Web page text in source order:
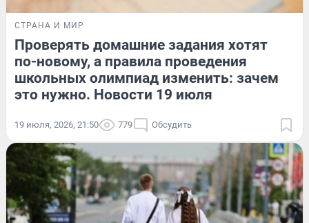
СТРАНА И МИР
Проверять домашние задания хотят
по-новому, а правила проведения
школьных олимпиад изменить: зачем
это нужно. Новости 19 июля
19 июля, 2026, 21:50 779 Обсудить